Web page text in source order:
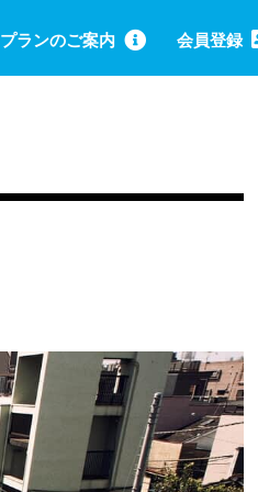
プランのご案内 会員登録